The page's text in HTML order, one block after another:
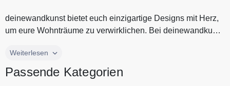
deinewandkunst bietet euch einzigartige Designs mit Herz,
um eure Wohnträume zu verwirklichen. Bei deinewandkunst
deinewandkunst bietet euch einzigartige Designs mit Herz,
findest Du Tassen, Taschen, Kissen und viele weitere
Weiterlesen
Passende Kategorien